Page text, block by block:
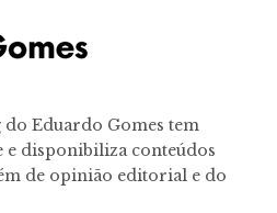
Eduardo Gomes tem
e disponibiliza conteúdos
de opinião editorial e do